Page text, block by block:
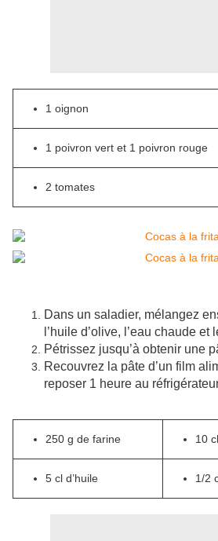
1 oignon
1 poivron vert et 1 poivron rouge
2 tomates
Dans un saladier, mélangez
l’huile d’olive, l’eau chaude et
Pétrissez jusqu’à obtenir une
Recouvrez la pâte d’un film
reposer 1 heure au
250 g de farine 10
5 cl d’huile 1/2